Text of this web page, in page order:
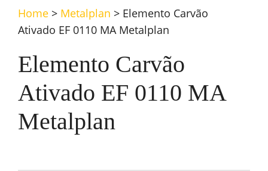
Home > Metalplan > Elemento Carvão
Ativado EF 0110 MA Metalplan
Elemento Carvão
Ativado EF 0110 MA
Metalplan